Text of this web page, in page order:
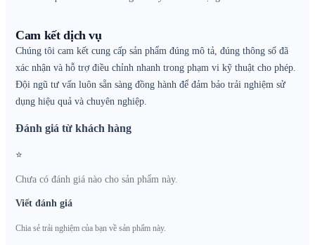
Cam kết dịch vụ
Chúng tôi cam kết cung cấp sản phẩm đúng mô tả, đúng thông số đã
xác nhận và hỗ trợ điều chỉnh nhanh trong phạm vi kỹ thuật cho phép.
Đội ngũ tư vấn luôn sẵn sàng đồng hành để đảm bảo trải nghiệm sử
dụng hiệu quả và chuyên nghiệp.
Đánh giá từ khách hàng
⭐
Chưa có đánh giá nào cho sản phẩm này.
Viết đánh giá
Chia sẻ trải nghiệm của bạn về sản phẩm này.